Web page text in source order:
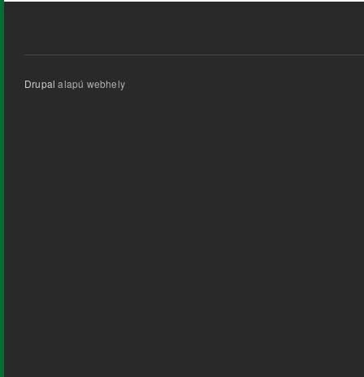
Drupal alapú webhely